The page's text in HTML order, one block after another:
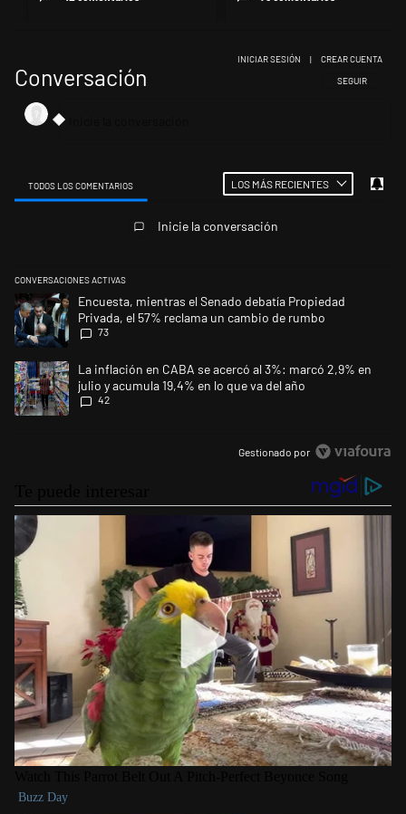
Conversación SIGA ESTA
SEGUIR
INICIAR SESIÓN | CREAR CUENTA
TODOS LOS COMENTARIOS LOS MÁS RECIENTES
Inicie la conversación
CONVERSACIONES ACTIVAS
Este listado muestra los artículos con más comentarios en los últimos
Un artículo de tendencia con el título "Encuesta, mientras el Senado
Encuesta, mientras el Senado debatía Propiedad
Privada, el 57% reclama un cambio de rumbo
73
Un artículo de tendencia con el título "La inflación en CABA se acercó
La inflación en CABA se acercó al 3%: marcó 2,9% en
julio y acumula 19,4% en lo que va del año
42
Gestionado por